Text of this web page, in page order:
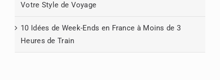
Votre Style de Voyage
10 Idées de Week-Ends en France à Moins de 3
Heures de Train